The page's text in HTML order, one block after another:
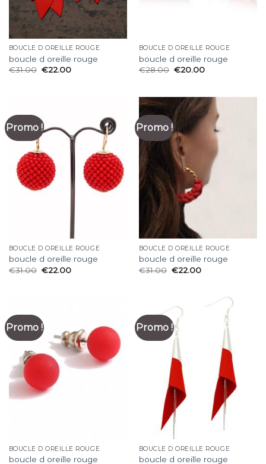
BOUCLE D OREILLE ROUGE
boucle d oreille rouge
€31.00 €22.00
BOUCLE D OREILLE ROUGE
boucle d oreille rouge
€28.00 €20.00
Promo !
BOUCLE D OREILLE ROUGE
boucle d oreille rouge
€31.00 €22.00
Promo !
BOUCLE D OREILLE ROUGE
boucle d oreille rouge
€31.00 €22.00
Promo !
BOUCLE D OREILLE ROUGE
boucle d oreille rouge
Promo !
BOUCLE D OREILLE ROUGE
boucle d oreille rouge